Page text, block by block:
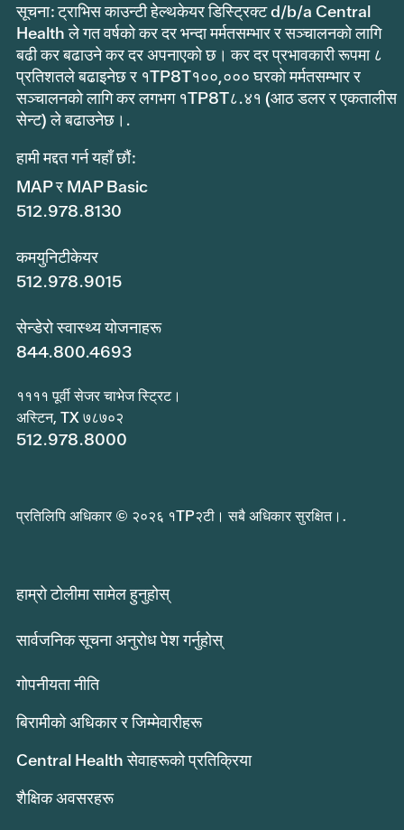
सूचना: ट्राभिस काउन्टी हेल्थकेयर डिस्ट्रिक्ट d/b/a Central
Health ले गत वर्षको कर दर भन्दा मर्मतसम्भार र सञ्चालनको लागि
बढी कर बढाउने कर दर अपनाएको छ। कर दर प्रभावकारी रूपमा ८
प्रतिशतले बढाइनेछ र १TP8T१००,००० घरको मर्मतसम्भार र
सञ्चालनको लागि कर लगभग १TP8T८.४१ (आठ डलर र एकतालीस
सेन्ट) ले बढाउनेछ।.
हामी मद्दत गर्न यहाँ छौं:
MAP र MAP Basic
512.978.8130
कमयुनिटीकेयर
512.978.9015
सेन्डेरो स्वास्थ्य योजनाहरू
844.800.4693
११११ पूर्वी सेजर चाभेज स्ट्रिट।
अस्टिन, TX ७८७०२
512.978.8000
प्रतिलिपि अधिकार © २०२६ १TP२टी। सबै अधिकार सुरक्षित।.
हाम्रो टोलीमा सामेल हुनुहोस्
सार्वजनिक सूचना अनुरोध पेश गर्नुहोस्
गोपनीयता नीति
बिरामीको अधिकार र जिम्मेवारीहरू
Central Health सेवाहरूको प्रतिक्रिया
शैक्षिक अवसरहरू